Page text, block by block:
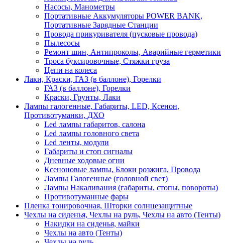
Насосы, Манометры
Портативные Аккумуляторы POWER BANK,
Портативные Зарядные Станции
Провода прикуривателя (пусковые провода)
Пылесосы
Ремонт шин, Антипроколы, Аварийные герметики
Троса буксировочные, Стяжки груза
Цепи на колеса
Лаки, Краски, ГАЗ (в баллоне), Горелки
ГАЗ (в баллоне), Горелки
Краски, Грунты, Лаки
Лампы галогенные, Габариты, LED, Ксенон,
Противотуманки, ДХО
Led лампы габаритов, салона
Led лампы головного света
Led ленты, модули
Габариты и стоп сигналы
Дневные ходовые огни
Ксеноновые лампы, Блоки розжига, Провода
Лампы Галогенные (головной свет)
Лампы Накаливания (габариты, стопы, повороты)
Противотуманные фары
Пленка тонировочная, Шторки солнцезащитные
Чехлы на сиденья, Чехлы на руль, Чехлы на авто (Тенты)
Накидки на сиденья, майки
Чехлы на авто (Тенты)